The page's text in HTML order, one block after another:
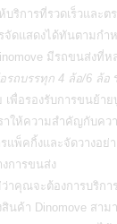
บริการที่รวดเร็วและต
ดแสดงได้ทันตามกำ
มีรถขนส่งที่
รถบรรทุก 4 ล้อ/6 ล้อ
พื่อรองรับการขนย้า
าให้ความสำคัญกับคว
พ็คกิ้งและจัดวางอย่า
การขนส่ง
าคุณจะต้องการบริก
นค้า Dinomove สาม